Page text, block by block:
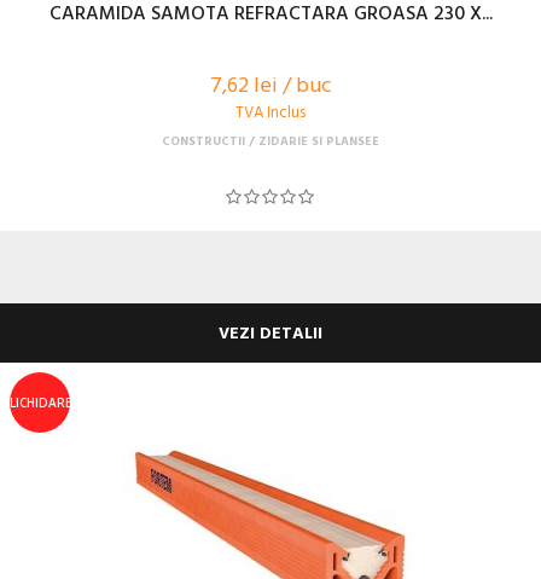
CARAMIDA SAMOTA REFRACTARA GROASA 230 X...
7,62 lei / buc
TVA Inclus
CONSTRUCTII ZIDARIE SI PLANSEE
VEZI DETALII
LICHIDARE!